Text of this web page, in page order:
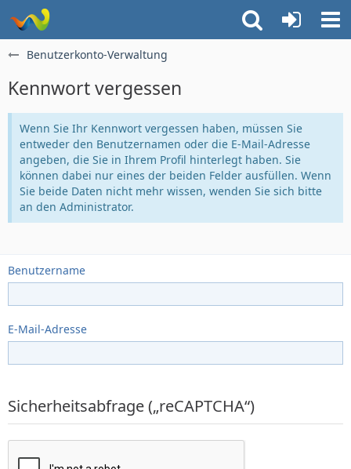
Benutzerkonto-Verwaltung
Kennwort vergessen
Wenn Sie Ihr Kennwort vergessen haben, müssen Sie
entweder den Benutzernamen oder die E-Mail-Adresse
angeben, die Sie in Ihrem Profil hinterlegt haben. Sie
können dabei nur eines der beiden Felder ausfüllen. Wenn
Sie beide Daten nicht mehr wissen, wenden Sie sich bitte
an den Administrator.
Benutzername
E-Mail-Adresse
Sicherheitsabfrage („reCAPTCHA“)